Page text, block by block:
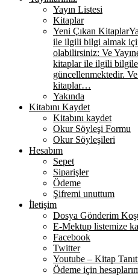
Yayın Listesi
Kitaplar
Yeni Çıkan Kitaplar
ile ilgili bilgi almak
olabilirsiniz: Ve
kitaplar ile ilgili
güncellenmektedir.
kitaplar…
Yakında
Kitabını Kaydet
Kitabını kaydet
Okur Söyleşi Formu
Okur Söyleşileri
Hesabım
Sepet
Siparişler
Ödeme
Şifremi unuttum
İletişim
Dosya Gönderim
E-Mektup listemize
Facebook
Twitter
Youtube – Kitap
Ödeme için